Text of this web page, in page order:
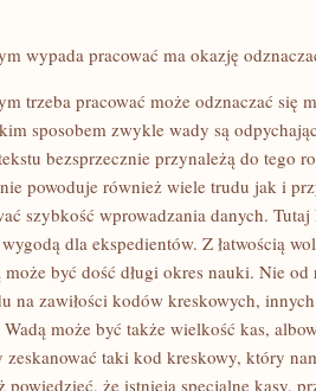
wypada pracować ma okazję
trzeba pracować może odznaczać się
sposobem zwykle wady są
bezsprzecznie przynależą do tego
powoduje również wiele trudu jak i
szybkość wprowadzania danych.
dla ekspedientów. Z łatwością
być dość długi okres nauki. Nie od
na zawiłości kodów kreskowych,
może być także wielkość kas,
taki kod kreskowy, który
że istnieją specjalne kasy,